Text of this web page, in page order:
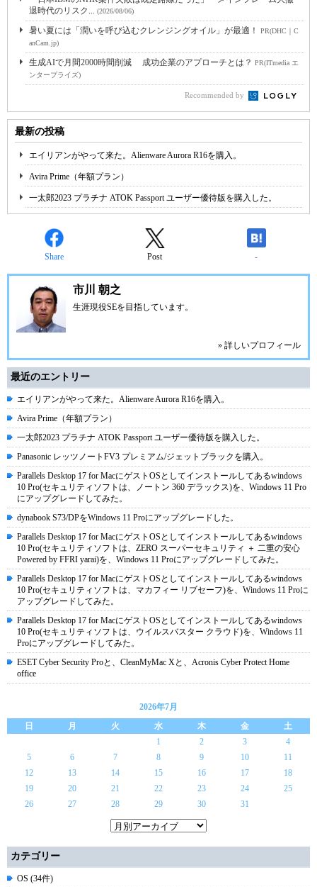
退時代のリスク... (2026/08/06)
暑い夏には「潤いを呼び込むクレンジングオイル」が最適！
PR(DHC｜C
anCam.jp)
生成AIで月間2000時間削減 成功企業のアプローチとは？ PR(ITmedia エ
ンタープライズ)
Recommended by
最新の投稿
エイリアンがやって来た。Alienware Aurora R16を購入。
Avira Prime（年額プラン）
一太郎2023 プラチナ ATOK Passport ユーザー優待版を購入した。
Share Post -
市川 朝之
生涯現役SEを目指しています。
» 詳しいプロフィール
最近のエントリー
エイリアンがやって来た。Alienware Aurora R16を購入。
Avira Prime（年額プラン）
一太郎2023 プラチナ ATOK Passport ユーザー優待版を購入した。
Panasonic レッツノートFV3 プレミアム/ジェットブラックを購入。
Parallels Desktop 17 for MacにゲストOSとしてインストールしてあるwindows
10 Pro(セキュリティソフトは、ノートン 360 デラックス)を、Windows 11 Pro
にアップグレードしてみた。
dynabook S73/DPをWindows 11 Proにアップグレードした。
Parallels Desktop 17 for MacにゲストOSとしてインストールしてあるwindows
10 Pro(セキュリティソフトは、ZERO スーパーセキュリティ ＋ 二重の安心
Powered by FFRI yarai)を、Windows 11 Proにアップグレードしてみた。
Parallels Desktop 17 for MacにゲストOSとしてインストールしてあるwindows
10 Pro(セキュリティソフトは、マカフィー リブセーフ)を、Windows 11 Proに
アップグレードしてみた。
Parallels Desktop 17 for MacにゲストOSとしてインストールしてあるwindows
10 Pro(セキュリティソフトは、ウイルスバスター クラウド)を、Windows 11
Proにアップグレードしてみた。
ESET Cyber Security Proと、CleanMyMac Xと、Acronis Cyber Protect Home
office
2026年7月
日
月 火 水 木 金
土
1
2 3
4
5
6 7 8 9 10
11
12
13 14 15 16 17
18
19
20 21 22 23 24
25
26
27 28 29 30 31
カテゴリー
OS (34件)